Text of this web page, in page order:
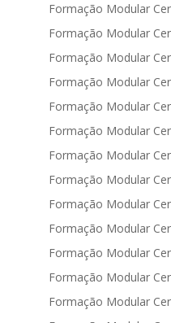
Formação Modular
Formação Modular
Formação Modular
Formação Modular
Formação Modular
Formação Modular
Formação Modular
Formação Modular
Formação Modular
Formação Modular
Formação Modular
Formação Modular
Formação Modular